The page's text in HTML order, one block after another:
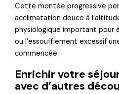
Cette montée progressive
acclimatation douce à
physiologique important pour
ou l’essoufflement excessif
commencée.
Enrichir votre
avec d’autres